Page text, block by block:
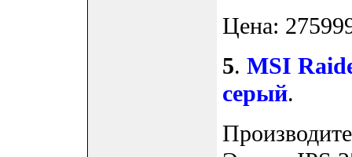
Цена:
5. MSI
серый.